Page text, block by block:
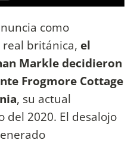
como
británica, el
Markle decidieron
Frogmore Cottage
, su actual
del 2020. El desalojo